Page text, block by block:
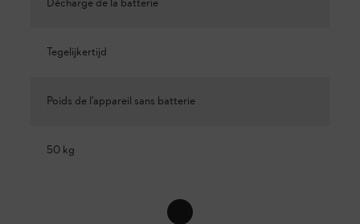
Décharge de la batterie
Tegelijkertijd
Poids de l’appareil sans batterie
50 kg